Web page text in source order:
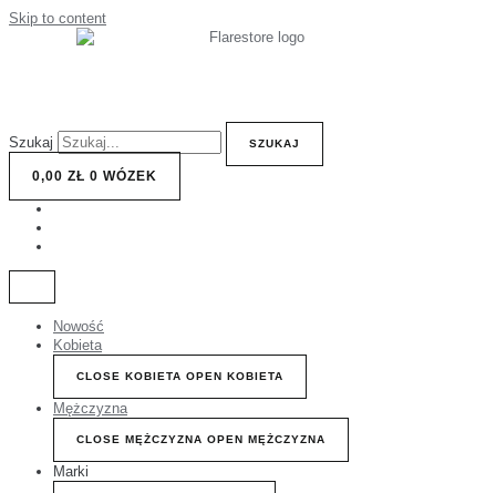
Skip to content
Szukaj SZUKAJ
0,00 ZŁ 0 WÓZEK
Nowość
Kobieta
CLOSE KOBIETA OPEN KOBIETA
Mężczyzna
CLOSE MĘŻCZYZNA OPEN MĘŻCZYZNA
Marki